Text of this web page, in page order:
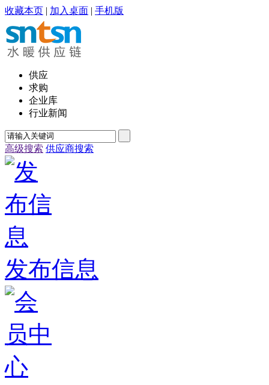
收藏本页 | 加入桌面 | 手机版
供应
求购
企业库
行业新闻
高级搜索 供应商搜索
发布信息